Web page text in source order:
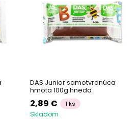
DAS Junior samotvrdnúca
hmota 100g hneda
2,89 € 1 ks
Skladom